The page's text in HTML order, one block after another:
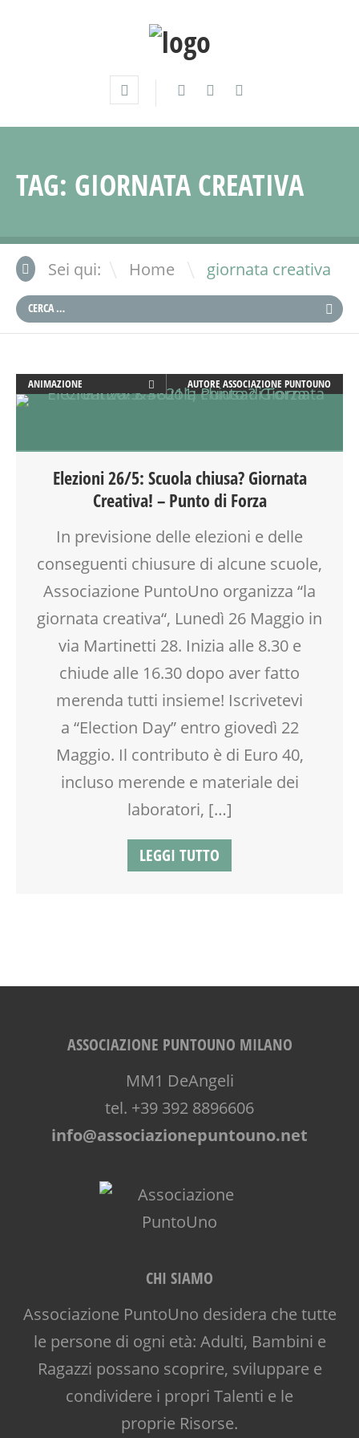
TAG: GIORNATA CREATIVA
Sei qui: Home \ giornata creativa
ANIMAZIONE
ATTIVITÀ
CORSI CUCINA SMALL & XLARGE
DOPO SCUOLA
GENITORE
GENITORI
LABORATORIO
MAMME
PEDAGOGIA
RAGAZZI
SOCIALIZZAZIONE
AUTORE ASSOCIAZIONE PUNTOUNO
Elezioni 26/5: Scuola chiusa? Giornata
Creativa! – Punto di Forza
In previsione delle elezioni e delle
conseguenti chiusure di alcune scuole,
Associazione PuntoUno organizza “la
giornata creativa“, Lunedì 26 Maggio in
via Martinetti 28. Inizia alle 8.30 e
chiude alle 16.30 dopo aver fatto
merenda tutti insieme! Iscrivetevi
a “Election Day” entro giovedì 22
Maggio. Il contributo è di Euro 40,
incluso merende e materiale dei
laboratori, […]
LEGGI TUTTO
ASSOCIAZIONE PUNTOUNO MILANO
MM1 DeAngeli
tel. +39 392 8896606
info@associazionepuntouno.net
CHI SIAMO
Associazione PuntoUno desidera che tutte
le persone di ogni età: Adulti, Bambini e
Ragazzi possano scoprire, sviluppare e
condividere i propri Talenti e le
proprie Risorse.